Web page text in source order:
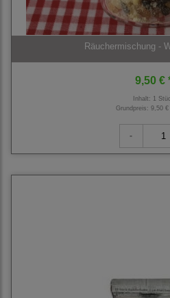
Räuchermischung -
9,50 €
Inhalt: 1
Grundpreis: 9,50